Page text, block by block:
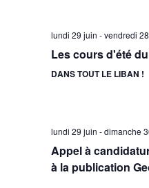
lundi 29 juin -vendredi
Les cours d'été
DANS TOUT LE LIBAN !
lundi 29 juin -dimanche
Appel à
à la publication